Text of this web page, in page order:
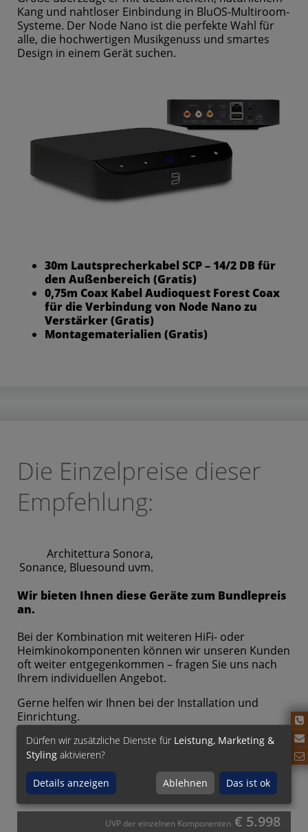
Kang und nahtloser Einbindung in BluOS-Multiroom-
Systeme. Der Node Nano ist die perfekte Wahl für
alle, die hochwertigen Musikgenuss und smartes
Design in einem Gerät suchen.
30m Lautsprecherkabel SCP – 14/2 DB für
den Außenbereich (Gratis)
0,75m Coax Kabel Audioquest Forest Coax
für die Verbindung von Node Nano zu
Verstärker (Gratis)
Montagematerialien (Gratis)
Die Einzelpreise dieser
Empfehlung:
Architettura Sonora,
Sonance, Bluesound uvm.
Wir bieten Ihnen diese Geräte zum Bundlepreis
an.
Bei der Kombination mit weiteren HiFi- oder
Heimkinokomponenten können wir unseren Kunden
oft weiter entgegenkommen – fragen Sie uns nach
Ihrem individuellen Angebot.
Gerne helfen wir Ihnen bei der Installation und
Einrichtung.
... haben Sie Fragen?
Rufen Sie uns an: 09133 / 60629-0oder schreiben Sie
uns:mail@hififorum.de
UVP der einzelnen Komponenten € 5.998
Dürfen wir zusätzliche Dienste für Leistung, Marketing &
Styling aktivieren?
Details anzeigen Ablehnen Das ist ok